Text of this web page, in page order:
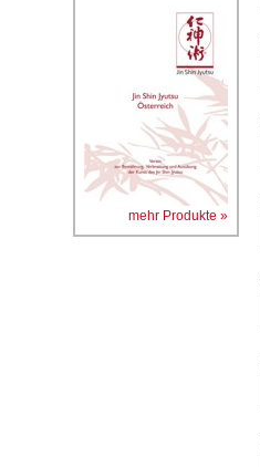
mehr Produkte »